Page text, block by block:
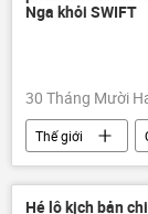
Nga khỏi SWIFT
30 Tháng Mười
Thế giới
SWIFT
Hé lộ kịch bản